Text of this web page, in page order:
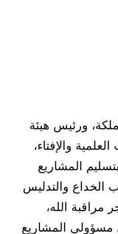
ورئيس هيئة
والإفتاء،
المشاريع
الخداع والتدليس
مراقبة الله،
المشاريع